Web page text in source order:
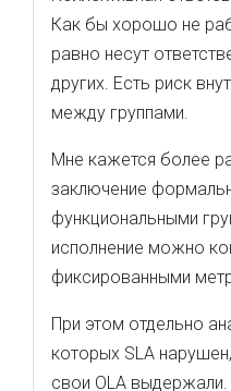
Как бы хорошо не
равно несут
других. Есть риск
между группами.
Мне кажется более
заключение
функциональными
исполнение можно
фиксированными
При этом отдельно
которых SLA
свои OLA выдержали.